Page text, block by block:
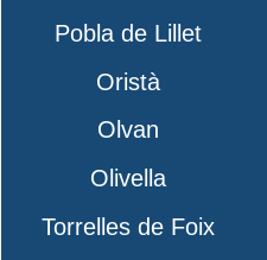
Pobla de Lillet
Oristà
Olvan
Olivella
Torrelles de Foix